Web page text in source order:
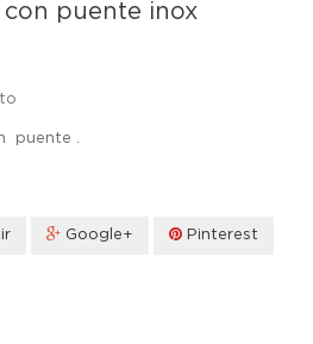
puente inox
puente .
Google+ Pinterest